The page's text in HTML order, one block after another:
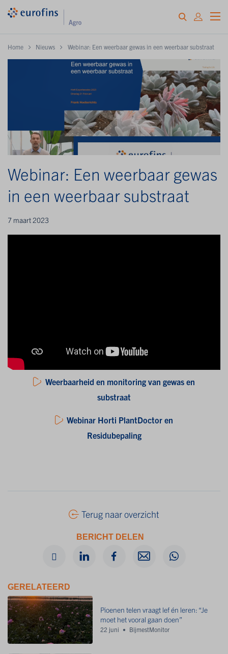
Home Nieuws Webinar: Een weerbaar gewas in een weerbaar substraat
Webinar: Een weerbaar gewas
in een weerbaar substraat
7 maart 2023
Weerbaarheid en monitoring van gewas en
substraat
Webinar Horti PlantDoctor en
Residubepaling
Terug naar overzicht
BERICHT DELEN
GERELATEERD
Pioenen telen vraagt lef én leren: “Je
moet het vooral gaan doen”
22 juni BijmestMonitor